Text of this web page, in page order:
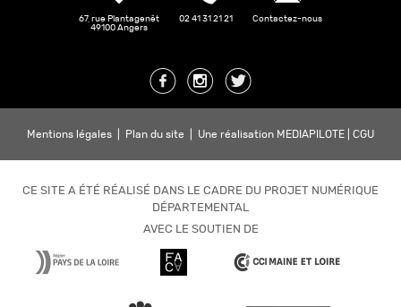
67, rue Plantagenêt
49100 Angers
02 41 31 21 21 Contactez-nous
Mentions légales Plan du site Une réalisation MEDIAPILOTE CGU
CE SITE A ÉTÉ RÉALISÉ DANS LE CADRE DU PROJET NUMÉRIQUE
DÉPARTEMENTAL
AVEC LE SOUTIEN DE